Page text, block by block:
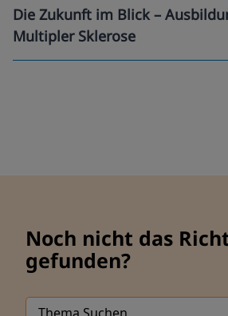
Die Zukunft im Blick –
Multipler Sklerose
Noch nicht das
gefunden?